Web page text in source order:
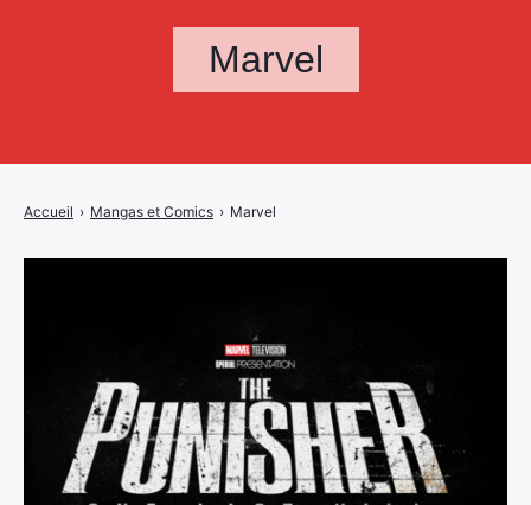
Marvel
Accueil › Mangas et Comics › Marvel